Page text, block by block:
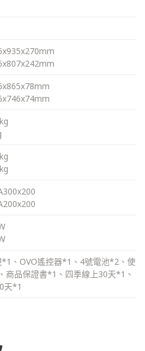
*1、OVO遙控器*1、4號電池*2、使
商品保證書*1、四季線上30天*1、
天*1